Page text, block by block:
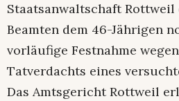
Staatsanwaltschaft
Beamten dem 46-Jährigen
vorläufige Festnahme
Tatverdachts eines
Das Amtsgericht Rottweil